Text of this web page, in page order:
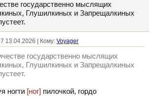
государственно мыслящих
Глушилкиных и Запрещалкиных
13.04.2026 | Кому: Voyager
государственно мыслящих
Глушилкиных и Запрещалкиных
ногти [ног] пилочкой, гордо